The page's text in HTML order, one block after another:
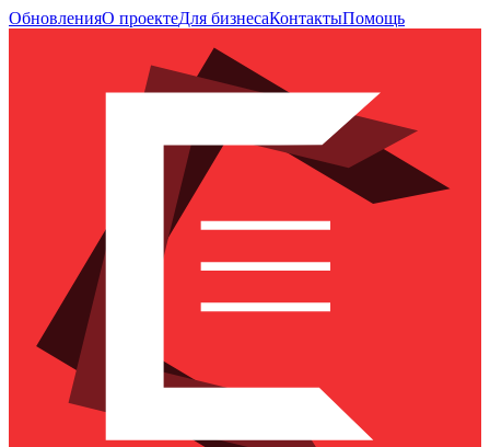
ОбновленияО проектеДля бизнесаКонтактыПомощь